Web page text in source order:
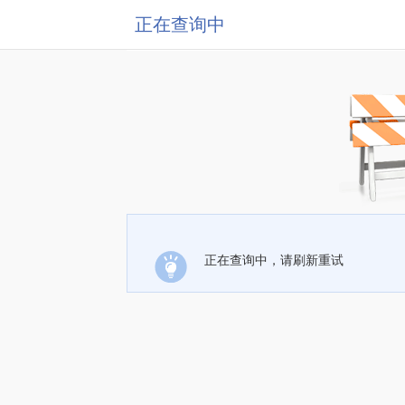
正在查询中
正在查询中，请刷新重试